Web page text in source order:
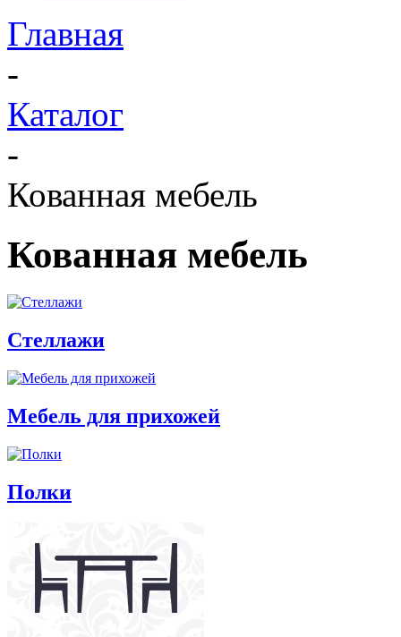
Главная
-
Каталог
-
Кованная мебель
Кованная мебель
Стеллажи
Мебель для прихожей
Полки